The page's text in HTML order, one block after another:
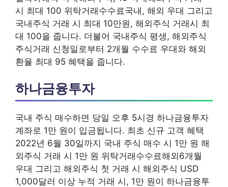
시 최대 100 위탁거래수수료국내, 해외 우대 그리고
국내주식 거래 시 최대 10만원, 해외주식 거래시 최
대 100을 줍니다. 더불어 국내주식 평생, 해외주식
주식거래 신청일로부터 2개월 수수료 우대와 해외
환율 최대 95 혜택을 줍니다.
하나금융투자
국내 주식 매수하면 당일 오후 5시경 하나금융투자
계좌로 1만 원이 입금됩니다. 최초 신규 고객 혜택
2022년 6월 30일까지 국내 주식 매수 시 1만 원 해
외주식 거래 시 1만 원 위탁거래수수료해외6개월
우대 그리고 해외주식 첫 거래 시 해외주식 USD
1,000달러 이상 누적 거래 시, 1만 원이 하나금융투